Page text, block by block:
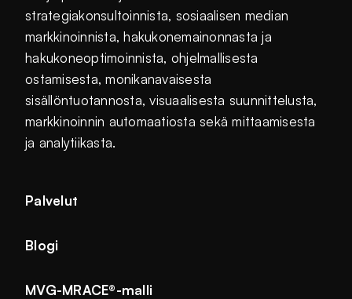
strategiakonsultoinnista, sosiaalisen median
markkinoinnista, hakukonemainonnasta ja
hakukoneoptimoinnista, ohjelmallisesta
ostamisesta, monikanavaisesta
sisällöntuotannosta, visuaalisesta suunnittelusta,
markkinoinnin automaatiosta sekä mittaamisesta
ja analytiikasta.
Palvelut
Blogi
MVG-MRACE®-malli